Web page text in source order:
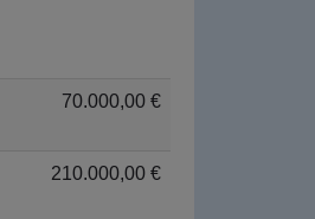
70.000,00 €
210.000,00 €